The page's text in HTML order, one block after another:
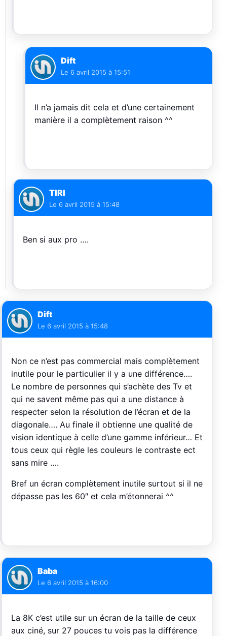
Dift
Le 6 avril 2015 à 15:51
Il n’a jamais dit cela et d’une certainement
manière il a complètement raison ^^
TIRI
Le 6 avril 2015 à 15:48
Ben si aux pro ….
Dift
Le 6 avril 2015 à 15:48
Non ce n’est pas commercial mais complètement
inutile pour le particulier il y a une différence….
Le nombre de personnes qui s’achète des Tv et
qui ne savent même pas qui a une distance à
respecter selon la résolution de l’écran et de la
diagonale…. Au finale il obtienne une qualité de
vision identique à celle d’une gamme inférieur… Et
tous ceux qui règle les couleurs le contraste ect
sans mire ….
Bref un écran complètement inutile surtout si il ne
dépasse pas les 60″ et cela m’étonnerai ^^
Baba
Le 6 avril 2015 à 16:00
La 8K c’est utile sur un écran de la taille de ceux
aux ciné, sur 27 pouces tu vois pas la différence